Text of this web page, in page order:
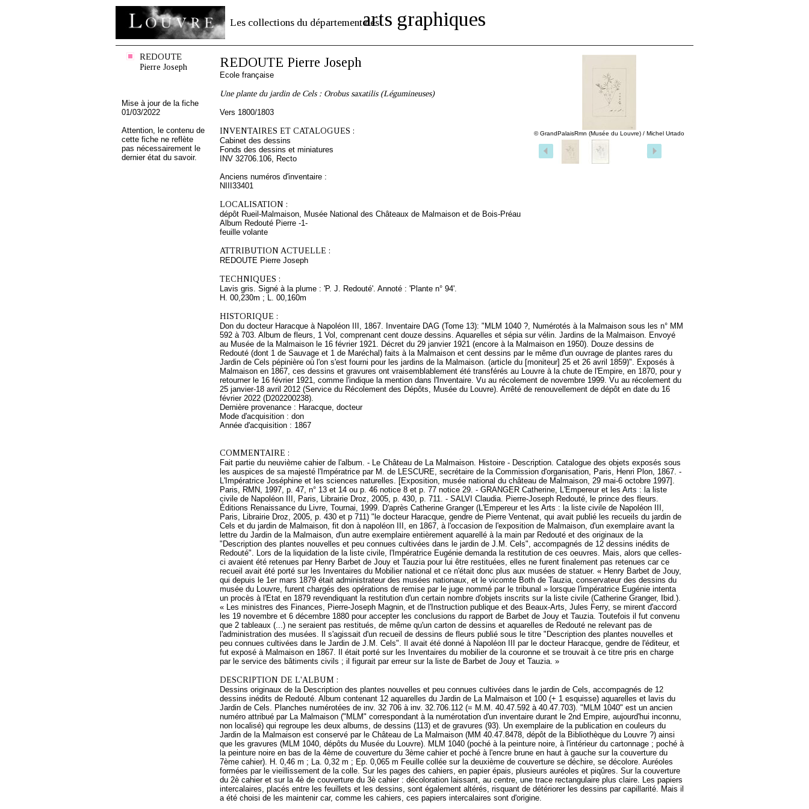
Les collections du département desarts graphiques
REDOUTE
Pierre Joseph
Mise à jour de la fiche
01/03/2022
Attention, le contenu de
cette fiche ne reflète
pas nécessairement le
dernier état du savoir.
© GrandPalaisRmn (Musée du Louvre) / Michel Urtado
REDOUTE Pierre Joseph
Ecole française
Une plante du jardin de Cels : Orobus saxatilis (Légumineuses)
Vers 1800/1803
INVENTAIRES ET CATALOGUES :
Cabinet des dessins
Fonds des dessins et miniatures
INV 32706.106, Recto
Anciens numéros d'inventaire :
NIII33401
LOCALISATION :
dépôt Rueil-Malmaison, Musée National des Châteaux de Malmaison et de Bois-Préau
Album Redouté Pierre -1-
feuille volante
ATTRIBUTION ACTUELLE :
REDOUTE Pierre Joseph
TECHNIQUES :
Lavis gris. Signé à la plume : 'P. J. Redouté'. Annoté : 'Plante n° 94'.
H. 00,230m ; L. 00,160m
HISTORIQUE :
Don du docteur Haracque à Napoléon III, 1867. Inventaire DAG (Tome 13): "MLM 1040 ?, Numérotés à la Malmaison sous les n° MM
592 à 703. Album de fleurs, 1 Vol, comprenant cent douze dessins. Aquarelles et sépia sur vélin. Jardins de la Malmaison. Envoyé
au Musée de la Malmaison le 16 février 1921. Décret du 29 janvier 1921 (encore à la Malmaison en 1950). Douze dessins de
Redouté (dont 1 de Sauvage et 1 de Maréchal) faits à la Malmaison et cent dessins par le même d'un ouvrage de plantes rares du
Jardin de Cels pépinière où l'on s'est fourni pour les jardins de la Malmaison. (article du [moniteur] 25 et 26 avril 1859)". Exposés à
Malmaison en 1867, ces dessins et gravures ont vraisemblablement été transférés au Louvre à la chute de l'Empire, en 1870, pour y
retourner le 16 février 1921, comme l'indique la mention dans l'Inventaire. Vu au récolement de novembre 1999. Vu au récolement du
25 janvier-18 avril 2012 (Service du Récolement des Dépôts, Musée du Louvre). Arrêté de renouvellement de dépôt en date du 16
février 2022 (D202200238).
Dernière provenance : Haracque, docteur
Mode d'acquisition : don
Année d'acquisition : 1867
COMMENTAIRE :
Fait partie du neuvième cahier de l'album. - Le Château de La Malmaison. Histoire - Description. Catalogue des objets exposés sous
les auspices de sa majesté l'Impératrice par M. de LESCURE, secrétaire de la Commission d'organisation, Paris, Henri Plon, 1867. -
L'Impératrice Joséphine et les sciences naturelles. [Exposition, musée national du château de Malmaison, 29 mai-6 octobre 1997].
Paris, RMN, 1997, p. 47, n° 13 et 14 ou p. 46 notice 8 et p. 77 notice 29. - GRANGER Catherine, L'Empereur et les Arts : la liste
civile de Napoléon III, Paris, Librairie Droz, 2005, p. 430, p. 711. - SALVI Claudia. Pierre-Joseph Redouté, le prince des fleurs.
Éditions Renaissance du Livre, Tournai, 1999. D'après Catherine Granger (L'Empereur et les Arts : la liste civile de Napoléon III,
Paris, Librairie Droz, 2005, p. 430 et p 711) "le docteur Haracque, gendre de Pierre Ventenat, qui avait publié les recueils du jardin de
Cels et du jardin de Malmaison, fit don à napoléon III, en 1867, à l'occasion de l'exposition de Malmaison, d'un exemplaire avant la
lettre du Jardin de la Malmaison, d'un autre exemplaire entièrement aquarellé à la main par Redouté et des originaux de la
"Description des plantes nouvelles et peu connues cultivées dans le jardin de J.M. Cels", accompagnés de 12 dessins inédits de
Redouté". Lors de la liquidation de la liste civile, l'Impératrice Eugénie demanda la restitution de ces oeuvres. Mais, alors que celles-
ci avaient été retenues par Henry Barbet de Jouy et Tauzia pour lui être restituées, elles ne furent finalement pas retenues car ce
recueil avait été porté sur les Inventaires du Mobilier national et ce n'était donc plus aux musées de statuer. « Henry Barbet de Jouy,
qui depuis le 1er mars 1879 était administrateur des musées nationaux, et le vicomte Both de Tauzia, conservateur des dessins du
musée du Louvre, furent chargés des opérations de remise par le juge nommé par le tribunal » lorsque l'impératrice Eugénie intenta
un procès à l'Etat en 1879 revendiquant la restitution d'un certain nombre d'objets inscrits sur la liste civile (Catherine Granger, Ibid.).
« Les ministres des Finances, Pierre-Joseph Magnin, et de l'Instruction publique et des Beaux-Arts, Jules Ferry, se mirent d'accord
les 19 novembre et 6 décembre 1880 pour accepter les conclusions du rapport de Barbet de Jouy et Tauzia. Toutefois il fut convenu
que 2 tableaux (...) ne seraient pas restitués, de même qu'un carton de dessins et aquarelles de Redouté ne relevant pas de
l'administration des musées. Il s'agissait d'un recueil de dessins de fleurs publié sous le titre "Description des plantes nouvelles et
peu connues cultivées dans le Jardin de J.M. Cels". Il avait été donné à Napoléon III par le docteur Haracque, gendre de l'éditeur, et
fut exposé à Malmaison en 1867. Il était porté sur les Inventaires du mobilier de la couronne et se trouvait à ce titre pris en charge
par le service des bâtiments civils ; il figurait par erreur sur la liste de Barbet de Jouy et Tauzia. »
DESCRIPTION DE L'ALBUM :
Dessins originaux de la Description des plantes nouvelles et peu connues cultivées dans le jardin de Cels, accompagnés de 12
dessins inédits de Redouté. Album contenant 12 aquarelles du Jardin de La Malmaison et 100 (+ 1 esquisse) aquarelles et lavis du
Jardin de Cels. Planches numérotées de inv. 32 706 à inv. 32.706.112 (= M.M. 40.47.592 à 40.47.703). "MLM 1040" est un ancien
numéro attribué par La Malmaison ("MLM" correspondant à la numérotation d'un inventaire durant le 2nd Empire, aujourd'hui inconnu,
non localisé) qui regroupe les deux albums, de dessins (113) et de gravures (93). Un exemplaire de la publication en couleurs du
Jardin de la Malmaison est conservé par le Château de La Malmaison (MM 40.47.8478, dépôt de la Bibliothèque du Louvre ?) ainsi
que les gravures (MLM 1040, dépôts du Musée du Louvre). MLM 1040 (poché à la peinture noire, à l'intérieur du cartonnage ; poché à
la peinture noire en bas de la 4ème de couverture du 3ème cahier et poché à l'encre brune en haut à gauche sur la couverture du
7ème cahier). H. 0,46 m ; La. 0,32 m ; Ep. 0,065 m Feuille collée sur la deuxième de couverture se déchire, se décolore. Auréoles
formées par le vieillissement de la colle. Sur les pages des cahiers, en papier épais, plusieurs auréoles et piqûres. Sur la couverture
du 2è cahier et sur la 4è de couverture du 3è cahier : décoloration laissant, au centre, une trace rectangulaire plus claire. Les papiers
intercalaires, placés entre les feuillets et les dessins, sont également altérés, risquant de détériorer les dessins par capillarité. Mais il
a été choisi de les maintenir car, comme les cahiers, ces papiers intercalaires sont d'origine.